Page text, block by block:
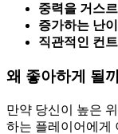
중력을 거스
증가하는 난
직관적인 컨
왜 좋아하게 될
만약 당신이 높은
하는 플레이어에게